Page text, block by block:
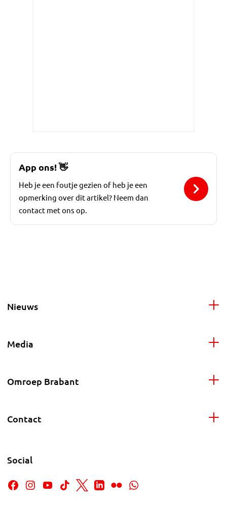
App ons!👋
Heb je een foutje gezien of heb je een
opmerking over dit artikel? Neem dan
contact met ons op.
Nieuws
Media
Omroep Brabant
Contact
Social